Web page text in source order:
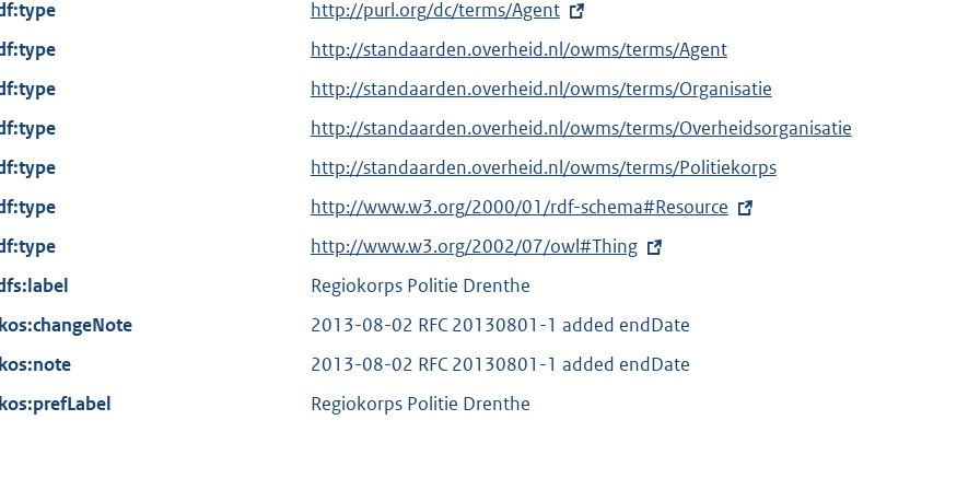
E
x
e
r
n
l
i
n
:
http://purl.org/dc/terms/Agent
http://standaarden.overheid.nl/owms/terms/Agent
http://standaarden.overheid.nl/owms/terms/Organisatie
http://standaarden.overheid.nl/owms/terms/Overheidsorganisatie
http://standaarden.overheid.nl/owms/terms/Politiekorps
E
x
e
r
n
l
http://www.w3.org/2000/01/rdf-schema#Resource
E
x
e
r
n
http://www.w3.org/2002/07/owl#Thing
Regiokorps Politie Drenthe
2013-08-02 RFC 20130801-1 added endDate
2013-08-02 RFC 20130801-1 added endDate
Regiokorps Politie Drenthe